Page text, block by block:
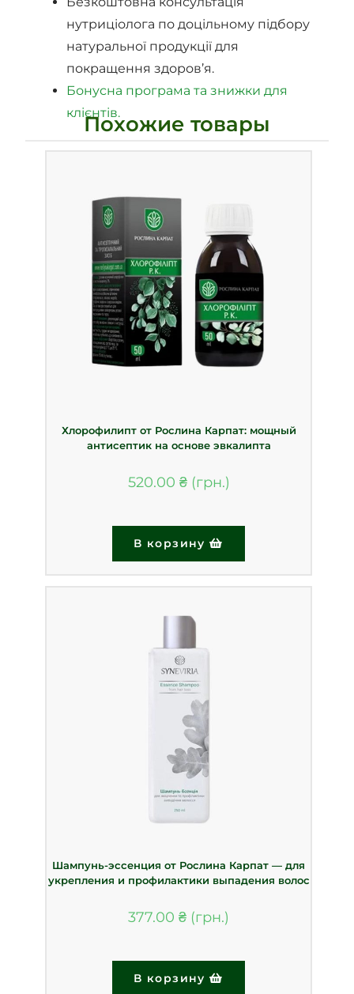
нутриціолога по доцільному підбору
натуральної продукції для
покращення здоров’я.
Бонусна програма та знижки для
клієнтів.
Похожие товары
Хлорофилипт от Рослина Карпат: мощный
антисептик на основе эвкалипта
520.00 ₴
В корзину
Шампунь-эссенция от Рослина Карпат — для
укрепления и профилактики выпадения волос
377.00 ₴
В корзину